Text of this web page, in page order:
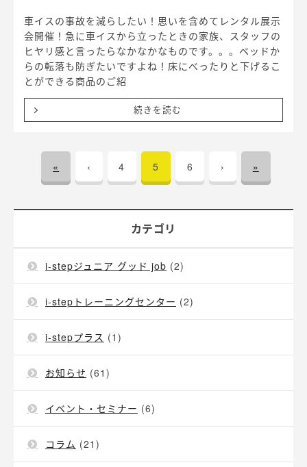
車イスの事故を減らしたい！思いを含めてレンタル展示
会開催！急に車イスから立ったときの家族、スタッフの
ヒヤリ感と言ったらなかなかなものです。。。ベッドか
らの転落も防ぎたいですよね！床にべったりと下げるこ
とができる商品のご紹
続きを読む
« ‹ 4 5 6 › »
カテゴリ
i-stepジュニア グッド job (2)
i-stepトレーニングセンター (2)
i-stepプラス (1)
お知らせ (61)
イベント・セミナー (6)
コラム (21)